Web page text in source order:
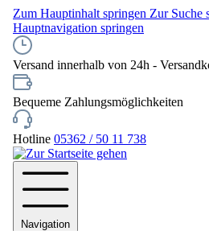
Zum Hauptinhalt springen Zur Suche
Hauptnavigation springen
Versand innerhalb von 24h -
Bequeme Zahlungsmöglichkeiten
Hotline 05362 / 50 11 738
Navigation